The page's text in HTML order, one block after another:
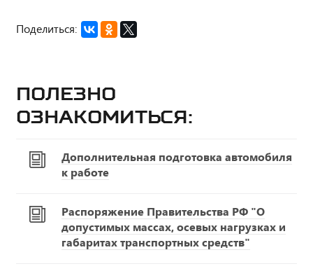
Поделиться:
Полезно
ознакомиться:
Дополнительная подготовка автомобиля
к работе
Распоряжение Правительства РФ "О
допустимых массах, осевых нагрузках и
габаритах транспортных средств"